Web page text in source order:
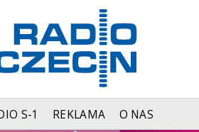
S-1 REKLAMA O NAS